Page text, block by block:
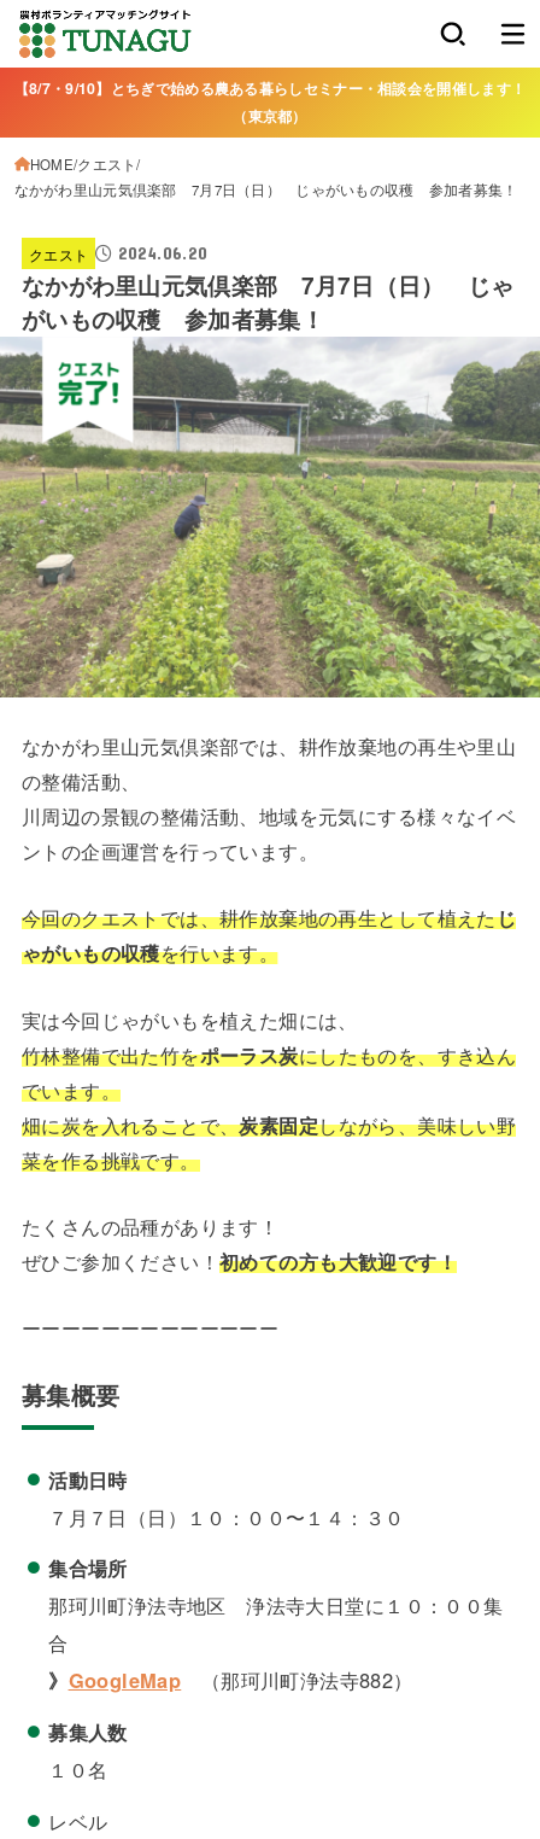
【8/7・9/10】とちぎで始める農ある暮らしセミナー・相談会を開催します！
（東京都）
HOME クエスト
なかがわ里山元気倶楽部 7月7日（日） じゃがいもの収穫 参加者募集！
クエスト 2024.06.20
なかがわ里山元気倶楽部 7月7日（日） じゃ
がいもの収穫 参加者募集！
なかがわ里山元気倶楽部では、耕作放棄地の再生や里山
の整備活動、
川周辺の景観の整備活動、地域を元気にする様々なイベ
ントの企画運営を行っています。
今回のクエストでは、耕作放棄地の再生として植えたじ
ゃがいもの収穫を行います。
実は今回じゃがいもを植えた畑には、
竹林整備で出た竹をポーラス炭にしたものを、すき込ん
でいます。
畑に炭を入れることで、炭素固定しながら、美味しい野
菜を作る挑戦です。
たくさんの品種があります！
ぜひご参加ください！初めての方も大歓迎です！
ーーーーーーーーーーーーー
募集概要
活動日時
７月７日（日）１０：００〜１４：３０
集合場所
那珂川町浄法寺地区 浄法寺大日堂に１０：００集
合
》 GoogleMap （那珂川町浄法寺882）
募集人数
１０名
レベル